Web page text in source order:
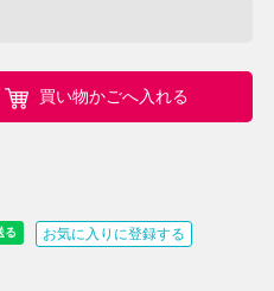
買い物かごへ入れる
お気に入りに登録する